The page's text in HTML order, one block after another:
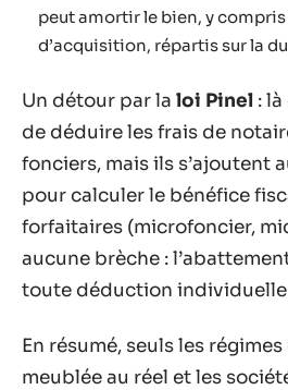
peut amortir le bien, y
d’acquisition, répartis sur la
Un détour par la loi Pinel :
de déduire les frais de
fonciers, mais ils s’ajoutent
pour calculer le bénéfice
forfaitaires (microfoncier,
aucune brèche :
toute déduction
En résumé, seuls les
meublée au réel et les